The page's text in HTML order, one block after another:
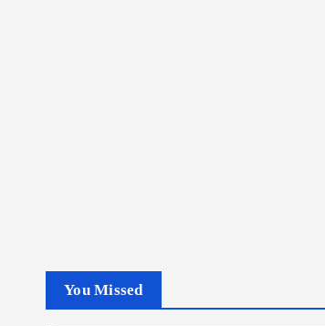
You Missed